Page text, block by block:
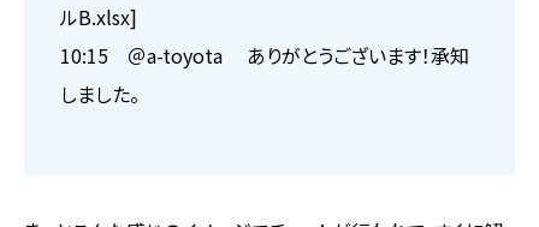
ルB.xlsx]
10:15 ＠a-toyota ありがとうございます！承知
しました。